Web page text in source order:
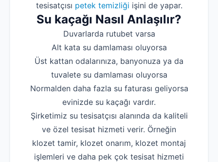
tesisatçısı petek temizliği işini de yapar.
Su kaçağı Nasıl Anlaşılır?
Duvarlarda rutubet varsa
Alt kata su damlaması oluyorsa
Üst kattan odalarınıza, banyonuza ya da
tuvalete su damlaması oluyorsa
Normalden daha fazla su faturası geliyorsa
evinizde su kaçağı vardır.
Şirketimiz su tesisatçısı alanında da kaliteli
ve özel tesisat hizmeti verir. Örneğin
klozet tamir, klozet onarım, klozet montaj
işlemleri ve daha pek çok tesisat hizmeti